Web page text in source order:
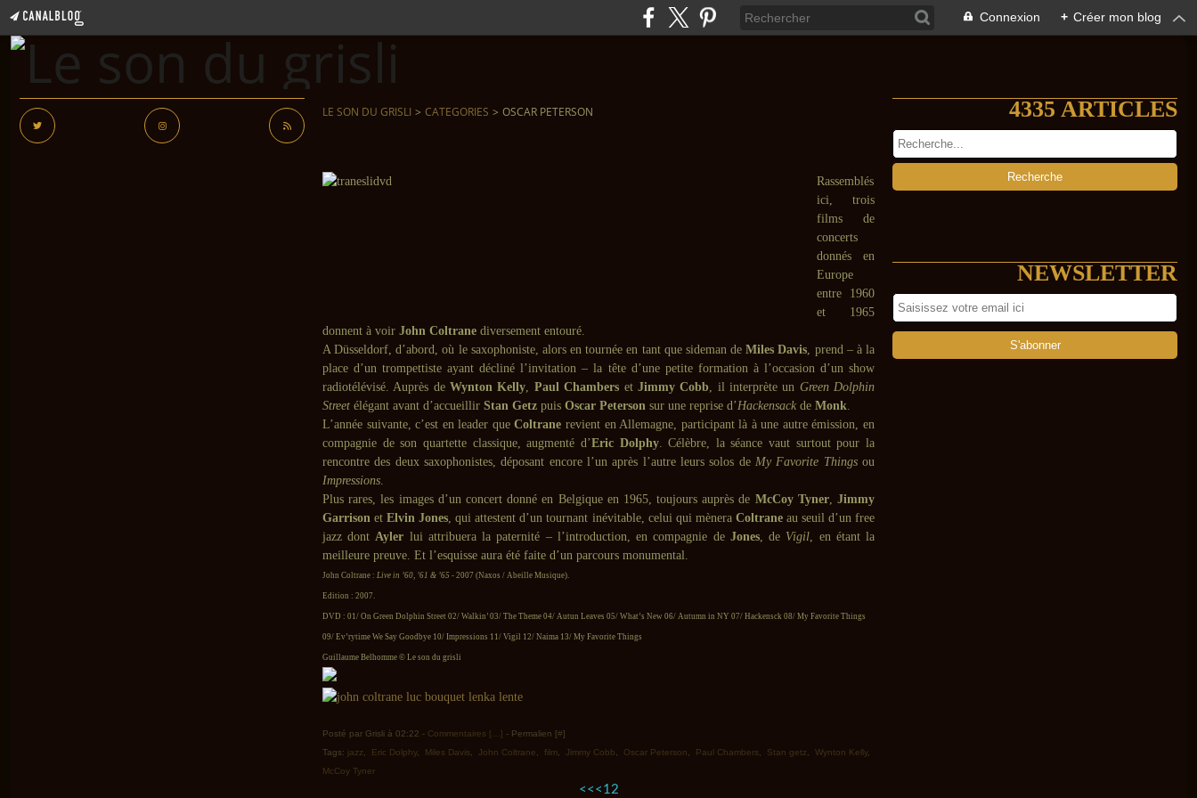
Connexion + Créer mon blog
LE SON DU GRISLI > CATEGORIES > OSCAR PETERSON
Rassemblés
ici, trois
films de
concerts
donnés en
Europe
entre 1960
et 1965
donnent à voir John Coltrane diversement entouré.
A Düsseldorf, d’abord, où le saxophoniste, alors en tournée en tant que sideman deMiles Davis, prend – à la
place d’un trompettiste ayant décliné l’invitation – la tête d’une petite formation à l’occasion d’un show
radiotélévisé. Auprès deWynton Kelly, Paul Chambers et Jimmy Cobb, il interprète un Green Dolphin
Street élégant avant d’accueillir Stan Getz puis Oscar Peterson sur une reprise d’Hackensack de Monk.
L’année suivante, c’est en leader queColtrane revient en Allemagne, participant là à une autre émission, en
compagnie de son quartette classique, augmenté d’Eric Dolphy. Célèbre, la séance vaut surtout pour la
rencontre des deux saxophonistes, déposant encore l’un après l’autre leurs solos de My Favorite Thingsou
Impressions.
Plus rares, les images d’un concert donné en Belgique en 1965, toujours auprès de McCoy Tyner, Jimmy
Garrison etElvin Jones, qui attestent d’un tournant inévitable, celui qui mènera Coltraneau seuil d’un free
jazz dontAyler lui attribuera la paternité – l’introduction, en compagnie de Jones, de Vigil, en étant la
meilleure preuve. Et l’esquisse aura été faite d’un parcours monumental.
John Coltrane : Live in ’60, ’61 & ’65 - 2007 (Naxos / Abeille Musique).
Edition : 2007.
DVD : 01/ On Green Dolphin Street 02/ Walkin’ 03/ The Theme 04/ Autun Leaves 05/ What’s New 06/ Autumn in NY 07/ Hackensck 08/ My Favorite Things
09/ Ev’rytime We Say Goodbye 10/ Impressions 11/ Vigil 12/ Naima 13/ My Favorite Things
Guillaume Belhomme © Le son du grisli
Posté par Grisli à 02:22 - Commentaires [ ] - Permalien [#]
Tags: jazz Eric Dolphy, Miles Davis John Coltrane film Jimmy Cobb Oscar Peterson Paul Chambers Stan getz Wynton Kelly,
McCoy Tyner
<< < 12
4335 ARTICLES
NEWSLETTER